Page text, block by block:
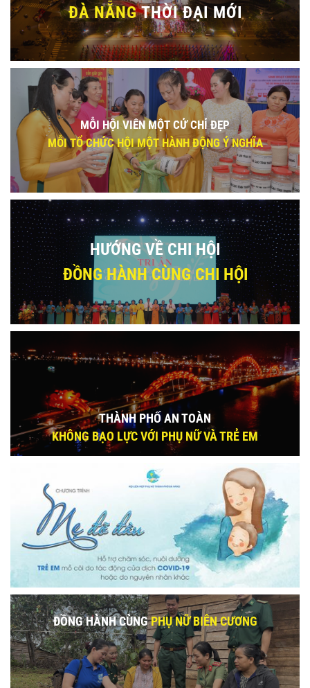
ĐÀ NẴNGTHỜI ĐẠI MỚI
MỖI HỘI VIÊN MỘT CỬ CHỈ ĐẸP
MỖI TỔ CHỨC HỘI MỘT HÀNH ĐỘNG Ý NGHĨA
HƯỚNG VỀ CHI HỘI
ĐỒNG HÀNH CÙNG CHI HỘI
THÀNH PHỐ AN TOÀN
KHÔNG BẠO LỰC VỚI PHỤ NỮ VÀ TRẺ EM
ĐỒNG HÀNH CÙNGPHỤ NỮ BIÊN CƯƠNG